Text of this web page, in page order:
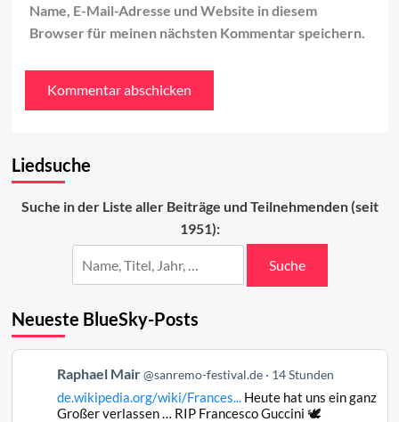
Name, E-Mail-Adresse und Website in diesem
Browser für meinen nächsten Kommentar speichern.
Liedsuche
Suche in der Liste aller Beiträge und Teilnehmenden (seit
1951):
Suche
Neueste BlueSky-Posts
Beitrag
Raphael
Raphael Mair @sanremo-festival.de 14 Stunden
de.wikipedia.org/wiki/Frances...
Heute hat uns ein ganz
Großer verlassen … RIP Francesco Guccini 🕊️